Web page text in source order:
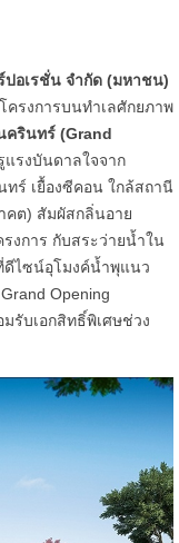
ปอเรชั่น จำกัด (มหาชน)
ครงการบนทำเลศักยภาพ
ครินทร์ (Grand
รงบันดาลใจจาก
ร์ เยื้องซีคอน ใกล้สถานี
คต) สัมผัสกลิ่นอาย
งการ กับสระว่ายน้ำใน
ดีไซน์อุโมงค์น้ำพุแนว
Opening
รับเอกสิทธิ์พิเศษช่วง